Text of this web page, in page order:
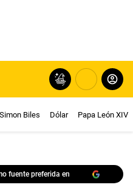
Simon Biles Dólar Papa León XIV
fuente preferida en